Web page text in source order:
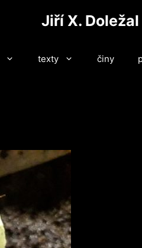
Jiří X. Doležal
texty činy